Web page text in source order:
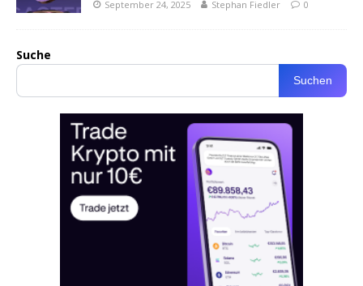
September 24, 2025 Stephan Fiedler 0
Suche
Suchen